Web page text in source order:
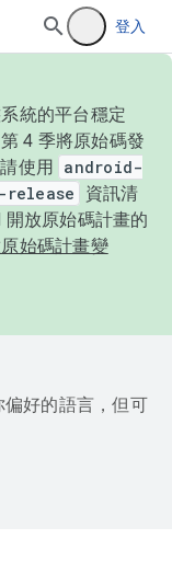
登入
統的平台穩定
4 季將原始碼發
使用 android-
資訊清
放原始碼計畫的
始碼計畫變
好的語言，但可